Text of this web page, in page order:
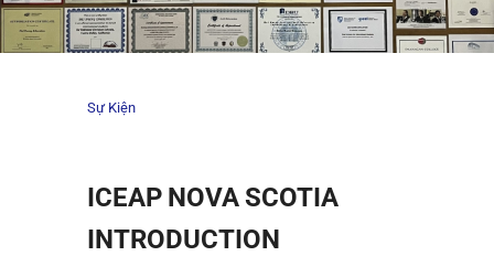
Sự Kiện
ICEAP NOVA SCOTIA
INTRODUCTION